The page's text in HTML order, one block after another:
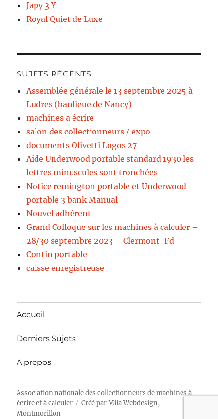
Japy 3 Y
Royal Quiet de Luxe
SUJETS RÉCENTS
Assemblée générale le 13 septembre 2025 à
Ludres (banlieue de Nancy)
machines a écrire
salon des collectionneurs / expo
documents Olivetti Logos 27
Aide Underwood portable standard 1930 les
lettres minuscules sont tronchées
Notice remington portable et Underwood
portable 3 bank Manual
Nouvel adhérent
Grand Colloque sur les machines à calculer –
28/30 septembre 2023 – Clermont-Fd
Contin portable
caisse enregistreuse
Accueil
Derniers Sujets
A propos
Association nationale des collectionneurs de machines à
écrire et à calculer
Créé parMila Webdesign,
Montmorillon